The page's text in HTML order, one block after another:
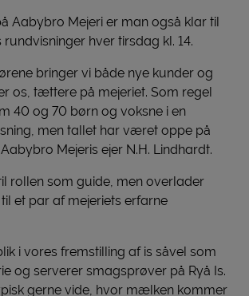
Aabybro Mejeri er man også klar til
hver tirsdag kl. 14.
bringer vi både nye kunder og
os, tættere på mejeriet. Som regel
40 og 70 børn og voksne i en
men tallet har været oppe på
Mejeris ejer N.H. Lindhardt.
rollen som guide, men overlader
et par af mejeriets erfarne
i vores fremstilling af is såvel som
og serverer smagsprøver på Ryå Is.
gerne vide, hvor mælken kommer